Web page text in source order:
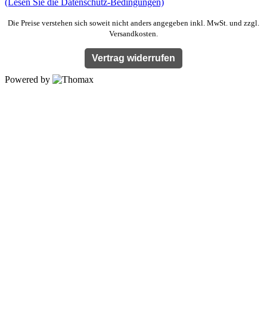
Die Preise verstehen sich soweit nicht anders angegeben inkl. MwSt. und zzgl.
Versandkosten.
Vertrag widerrufen
Powered by